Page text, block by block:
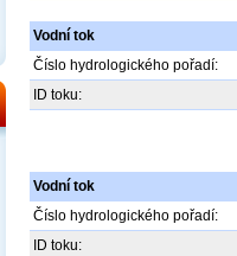
Vodní tok
Číslo hydrologického pořadí:
ID toku:
Vodní tok
Číslo hydrologického pořadí:
ID toku: